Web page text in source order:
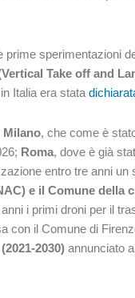
sperimentazioni
Take off and
Italia era stata
Milano, che come è
Roma, dove è già
entro tre anni
e il Comune
i primi droni per il
con il Comune di
(2021-2030) annunciato